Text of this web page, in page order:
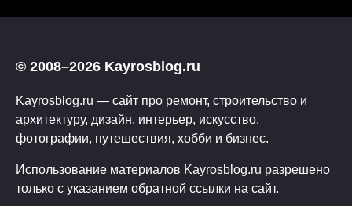
© 2008–2026 Kayrosblog.ru
Kayrosblog.ru — сайт про ремонт, строительство и
архитектуру, дизайн, интерьер, искусство,
фотографии, путешествия, хобби и бизнес.
Использование материалов Kayrosblog.ru разрешено
только с указанием обратной ссылки на сайт.